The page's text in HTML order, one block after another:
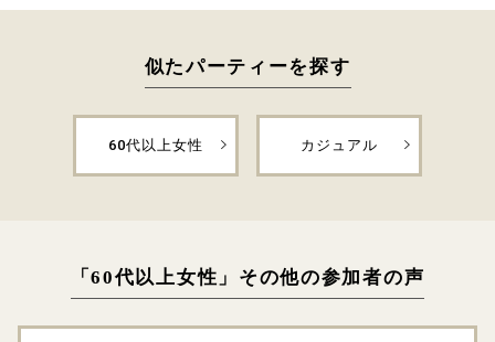
似たパーティーを探す
60代以上女性 カジュアル
「60代以上女性」その他の参加者の声